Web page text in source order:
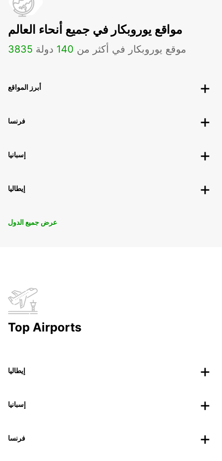
مواقع يوروبكار في جميع أنحاء العالم
3835 موقع يوروبكار في أكثر من 140 دولة
أبرز المواقع
فرنسا
إسبانيا
إيطاليا
عرض جميع الدول
Top Airports
إيطاليا
إسبانيا
فرنسا